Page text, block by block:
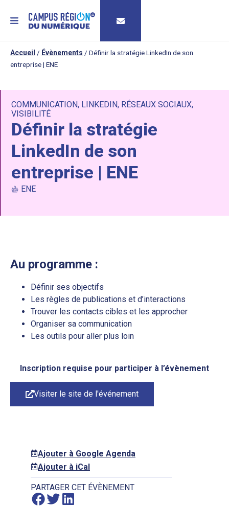
MENU
Accueil / Évènements / Définir la stratégie LinkedIn de son
entreprise | ENE
COMMUNICATION, LINKEDIN, RÉSEAUX SOCIAUX,
VISIBILITÉ
Définir la stratégie
LinkedIn de son
entreprise | ENE
ENE
Au programme :
Définir ses objectifs
Les règles de publications et d’interactions
Trouver les contacts cibles et les approcher
Organiser sa communication
Les outils pour aller plus loin
Inscription requise pour participer à l’évènement
Visiter le site de l'événement
Ajouter à Google Agenda
Ajouter à iCal
PARTAGER CET ÉVÈNEMENT